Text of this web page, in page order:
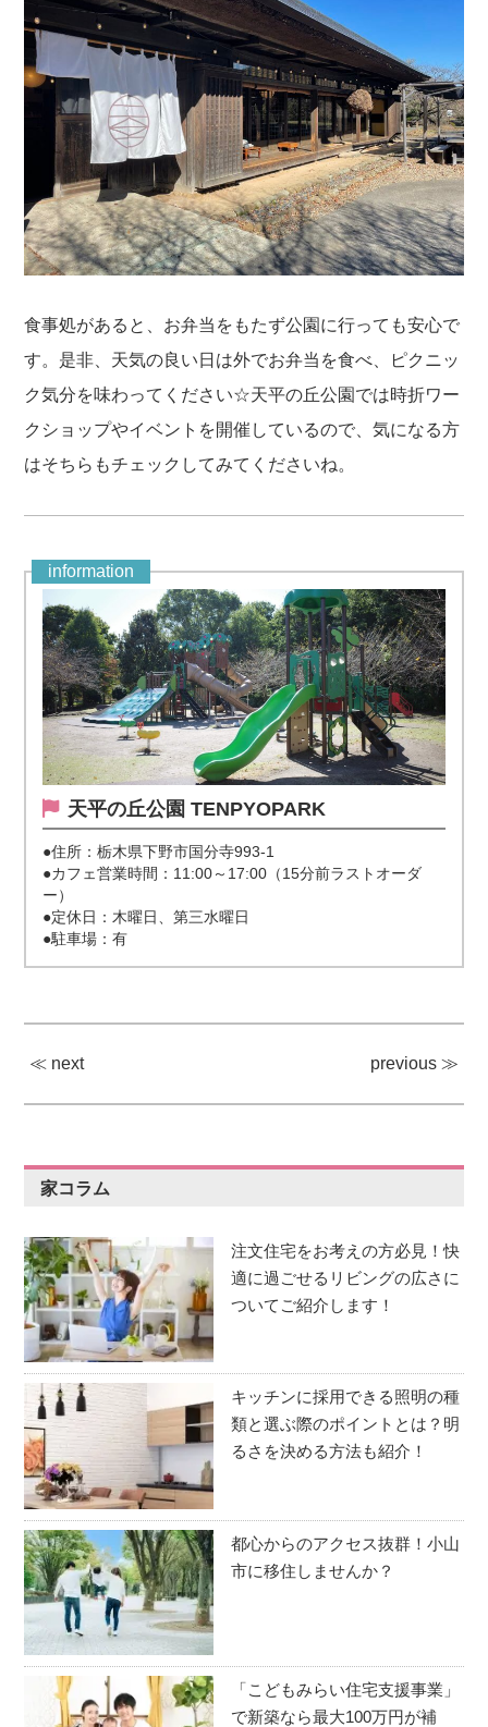
食事処があると、お弁当をもたず公園に行っても安心で
す。是非、天気の良い日は外でお弁当を食べ、ピクニッ
ク気分を味わってください☆天平の丘公園では時折ワー
クショップやイベントを開催しているので、気になる方
はそちらもチェックしてみてくださいね。
information
天平の丘公園 TENPYOPARK
●住所：栃木県下野市国分寺993-1
●カフェ営業時間：11:00～17:00（15分前ラストオーダ
ー）
●定休日：木曜日、第三水曜日
●駐車場：有
≪ next previous ≫
家コラム
注文住宅をお考えの方必見！快
適に過ごせるリビングの広さに
ついてご紹介します！
キッチンに採用できる照明の種
類と選ぶ際のポイントとは？明
るさを決める方法も紹介！
都心からのアクセス抜群！小山
市に移住しませんか？
「こどもみらい住宅支援事業」
で新築なら最大100万円が補